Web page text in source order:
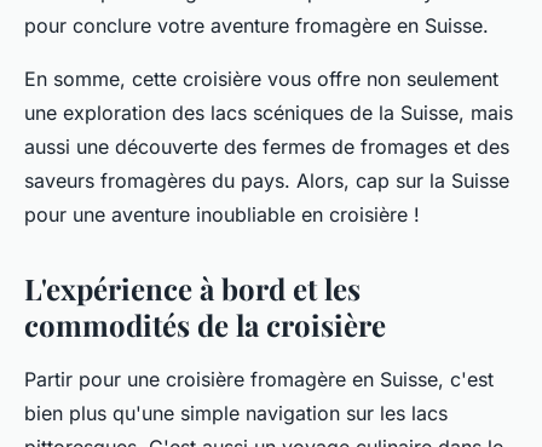
pour conclure votre aventure fromagère en Suisse.
En somme, cette croisière vous offre non seulement
une exploration des lacs scéniques de la Suisse, mais
aussi une découverte des fermes de fromages et des
saveurs fromagères du pays. Alors, cap sur la Suisse
pour une aventure inoubliable en croisière !
L'expérience à bord et les
commodités de la croisière
Partir pour une croisière fromagère en Suisse, c'est
bien plus qu'une simple navigation sur les lacs